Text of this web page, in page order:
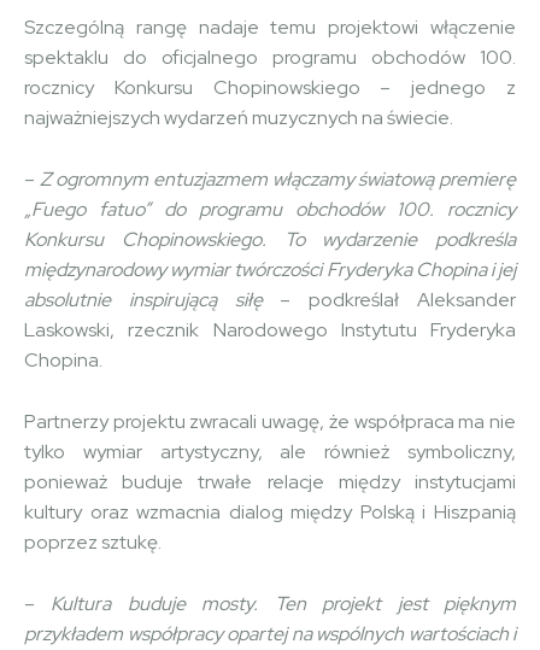
Szczególną rangę nadaje temu projektowi włączenie
spektaklu do oficjalnego programu obchodów 100.
rocznicy Konkursu Chopinowskiego – jednego z
najważniejszych wydarzeń muzycznych na świecie.
– Z ogromnym entuzjazmem włączamy światową premierę
„Fuego fatuo” do programu obchodów 100. rocznicy
Konkursu Chopinowskiego. To wydarzenie podkreśla
międzynarodowy wymiar twórczości Fryderyka Chopina i jej
absolutnie inspirującą siłę– podkreślał Aleksander
Laskowski, rzecznik Narodowego Instytutu Fryderyka
Chopina.
Partnerzy projektu zwracali uwagę, że współpraca ma nie
tylko wymiar artystyczny, ale również symboliczny,
ponieważ buduje trwałe relacje między instytucjami
kultury oraz wzmacnia dialog między Polską i Hiszpanią
poprzez sztukę.
– Kultura buduje mosty. Ten projekt jest pięknym
przykładem współpracy opartej na wspólnych wartościach i